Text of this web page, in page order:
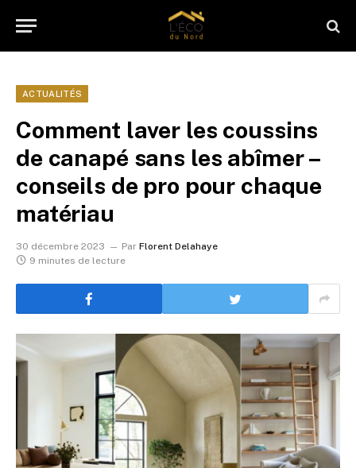
ACTUALITÉS
Comment laver les coussins
de canapé sans les abîmer –
conseils de pro pour chaque
matériau
30 décembre 2023 Par Florent Delahaye
9 minutes de lecture